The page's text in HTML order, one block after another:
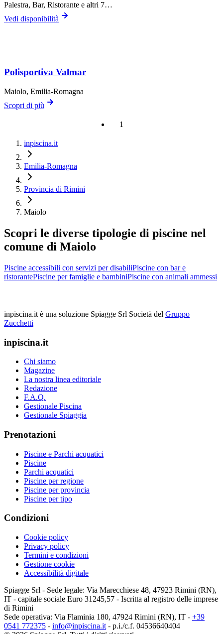
Palestra, Bar, Ristorante e altri 7…
Vedi disponibilità
Polisportiva Valmar
Maiolo, Emilia-Romagna
Scopri di più
1
inpiscina.it
Emilia-Romagna
Provincia di Rimini
Maiolo
Scopri le diverse tipologie di piscine nel
comune di Maiolo
Piscine accessibili con servizi per disabiliPiscine con bar e
ristorantePiscine per famiglie e bambiniPiscine con animali ammessi
inpiscina.it è una soluzione Spiagge Srl Società del Gruppo
Zucchetti
inpiscina.it
Chi siamo
Magazine
La nostra linea editoriale
Redazione
F.A.Q.
Gestionale Piscina
Gestionale Spiaggia
Prenotazioni
Piscine e Parchi acquatici
Piscine
Parchi acquatici
Piscine per regione
Piscine per provincia
Piscine per tipo
Condizioni
Cookie policy
Privacy policy
Termini e condizioni
Gestione cookie
Accessibilità digitale
Spiagge Srl - Sede legale: Via Marecchiese 48, 47923 Rimini (RN),
IT - capitale sociale Euro 31245,57 - Iscritta al registro delle imprese
di Rimini
Sede operativa: Via Flaminia 180, 47924 Rimini (RN), IT - +39
0541 772375 - info@inpiscina.it - p.i./c.f. 04536640404